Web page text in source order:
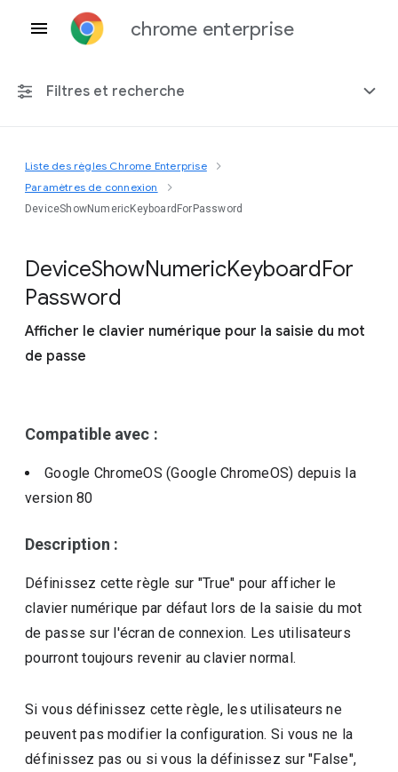
chrome enterprise
Filtres et recherche
Toute plate-forme
Chrome 151
Liste des règles Chrome Enterprise
Paramètres de connexion
DeviceShowNumericKeyboardForPassword
DeviceShowNumericKeyboardFor
Password
Afficher le clavier numérique pour la saisie du mot
de passe
Compatible avec :
Google ChromeOS (Google ChromeOS) depuis la
version80
Description :
Définissez cette règle sur "True" pour afficher le
clavier numérique par défaut lors de la saisie du mot
de passe sur l'écran de connexion. Les utilisateurs
pourront toujours revenir au clavier normal.
Si vous définissez cette règle, les utilisateurs ne
peuvent pas modifier la configuration. Si vous ne la
définissez pas ou si vous la définissez sur "False",